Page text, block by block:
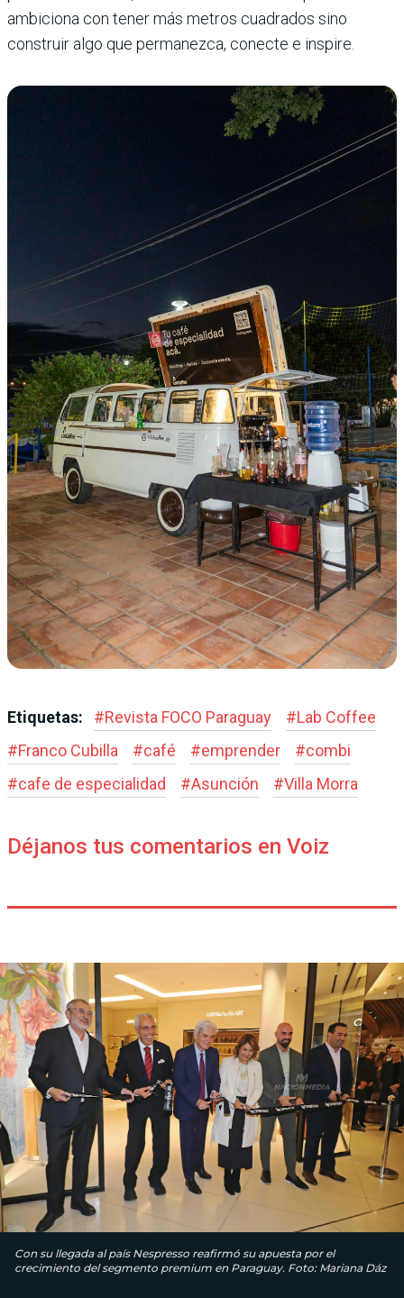
ambiciona con tener más metros cuadrados sino
construir algo que permanezca, conecte e inspire.
Etiquetas: #Revista FOCO Paraguay #Lab Coffee
#Franco Cubilla #café #emprender #combi
#cafe de especialidad #Asunción #Villa Morra
Déjanos tus comentarios en Voiz
Con su llegada al país Nespresso reafirmó su apuesta por el
crecimiento del segmento premium en Paraguay. Foto: Mariana Dáz